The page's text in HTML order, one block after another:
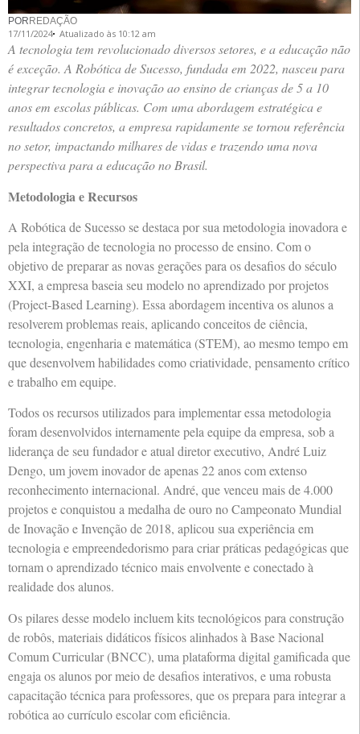
POR REDAÇÃO
17/11/2024 Atualizado às 10:12 am
A tecnologia tem revolucionado diversos setores, e a educação não
é exceção. A Robótica de Sucesso, fundada em 2022, nasceu para
integrar tecnologia e inovação ao ensino de crianças de 5 a 10
anos em escolas públicas. Com uma abordagem estratégica e
resultados concretos, a empresa rapidamente se tornou referência
no setor, impactando milhares de vidas e trazendo uma nova
perspectiva para a educação no Brasil.
Metodologia e Recursos
A Robótica de Sucesso se destaca por sua metodologia inovadora e
pela integração de tecnologia no processo de ensino. Com o
objetivo de preparar as novas gerações para os desafios do século
XXI, a empresa baseia seu modelo no aprendizado por projetos
(Project-Based Learning). Essa abordagem incentiva os alunos a
resolverem problemas reais, aplicando conceitos de ciência,
tecnologia, engenharia e matemática (STEM), ao mesmo tempo em
que desenvolvem habilidades como criatividade, pensamento crítico
e trabalho em equipe.
Todos os recursos utilizados para implementar essa metodologia
foram desenvolvidos internamente pela equipe da empresa, sob a
liderança de seu fundador e atual diretor executivo, André Luiz
Dengo, um jovem inovador de apenas 22 anos com extenso
reconhecimento internacional. André, que venceu mais de 4.000
projetos e conquistou a medalha de ouro no Campeonato Mundial
de Inovação e Invenção de 2018, aplicou sua experiência em
tecnologia e empreendedorismo para criar práticas pedagógicas que
tornam o aprendizado técnico mais envolvente e conectado à
realidade dos alunos.
Os pilares desse modelo incluem kits tecnológicos para construção
de robôs, materiais didáticos físicos alinhados à Base Nacional
Comum Curricular (BNCC), uma plataforma digital gamificada que
engaja os alunos por meio de desafios interativos, e uma robusta
capacitação técnica para professores, que os prepara para integrar a
robótica ao currículo escolar com eficiência.